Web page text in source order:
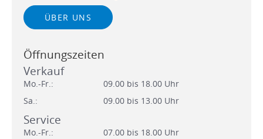
ÜBER UNS
Öffnungszeiten
Verkauf
Mo.-Fr.:
09.00 bis 18.00 Uhr
Sa.:
09.00 bis 13.00 Uhr
Service
Mo.-Fr.:
07.00 bis 18.00 Uhr